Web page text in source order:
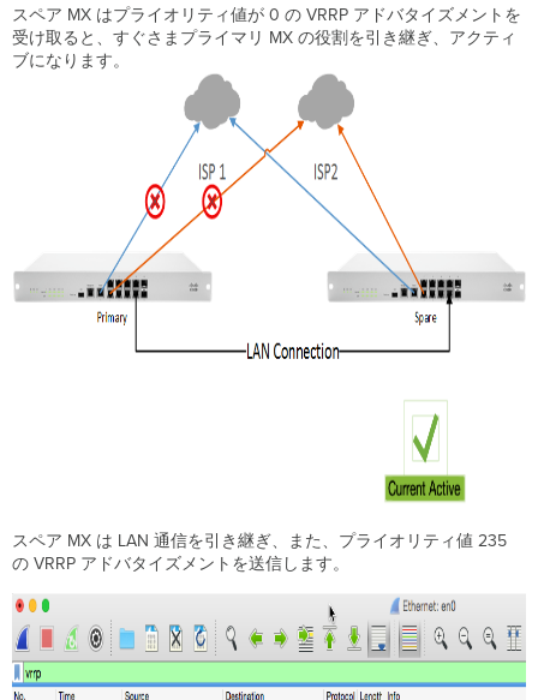
スペア MX はプライオリティ値が 0 の VRRP アドバタイズメントを
受け取ると、すぐさまプライマリ MX の役割を引き継ぎ、アクティ
ブになります。
スペア MX は LAN 通信を引き継ぎ、また、プライオリティ値 235
の VRRP アドバタイズメントを送信します。